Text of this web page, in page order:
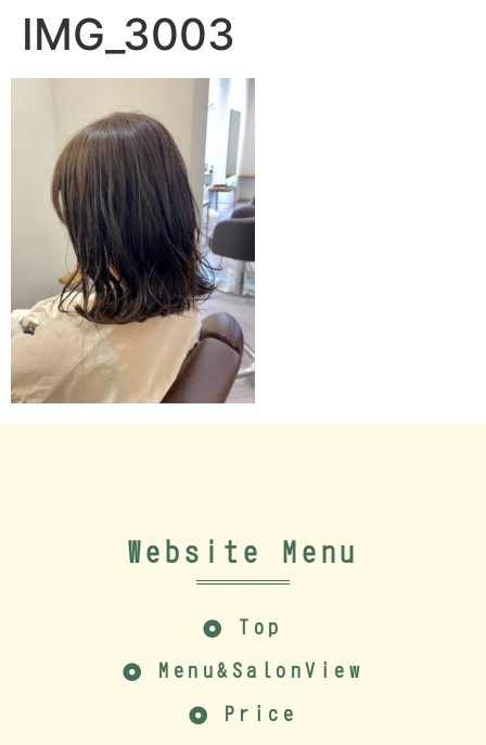
IMG_3003
Website Menu
Top
Menu&SalonView
Price